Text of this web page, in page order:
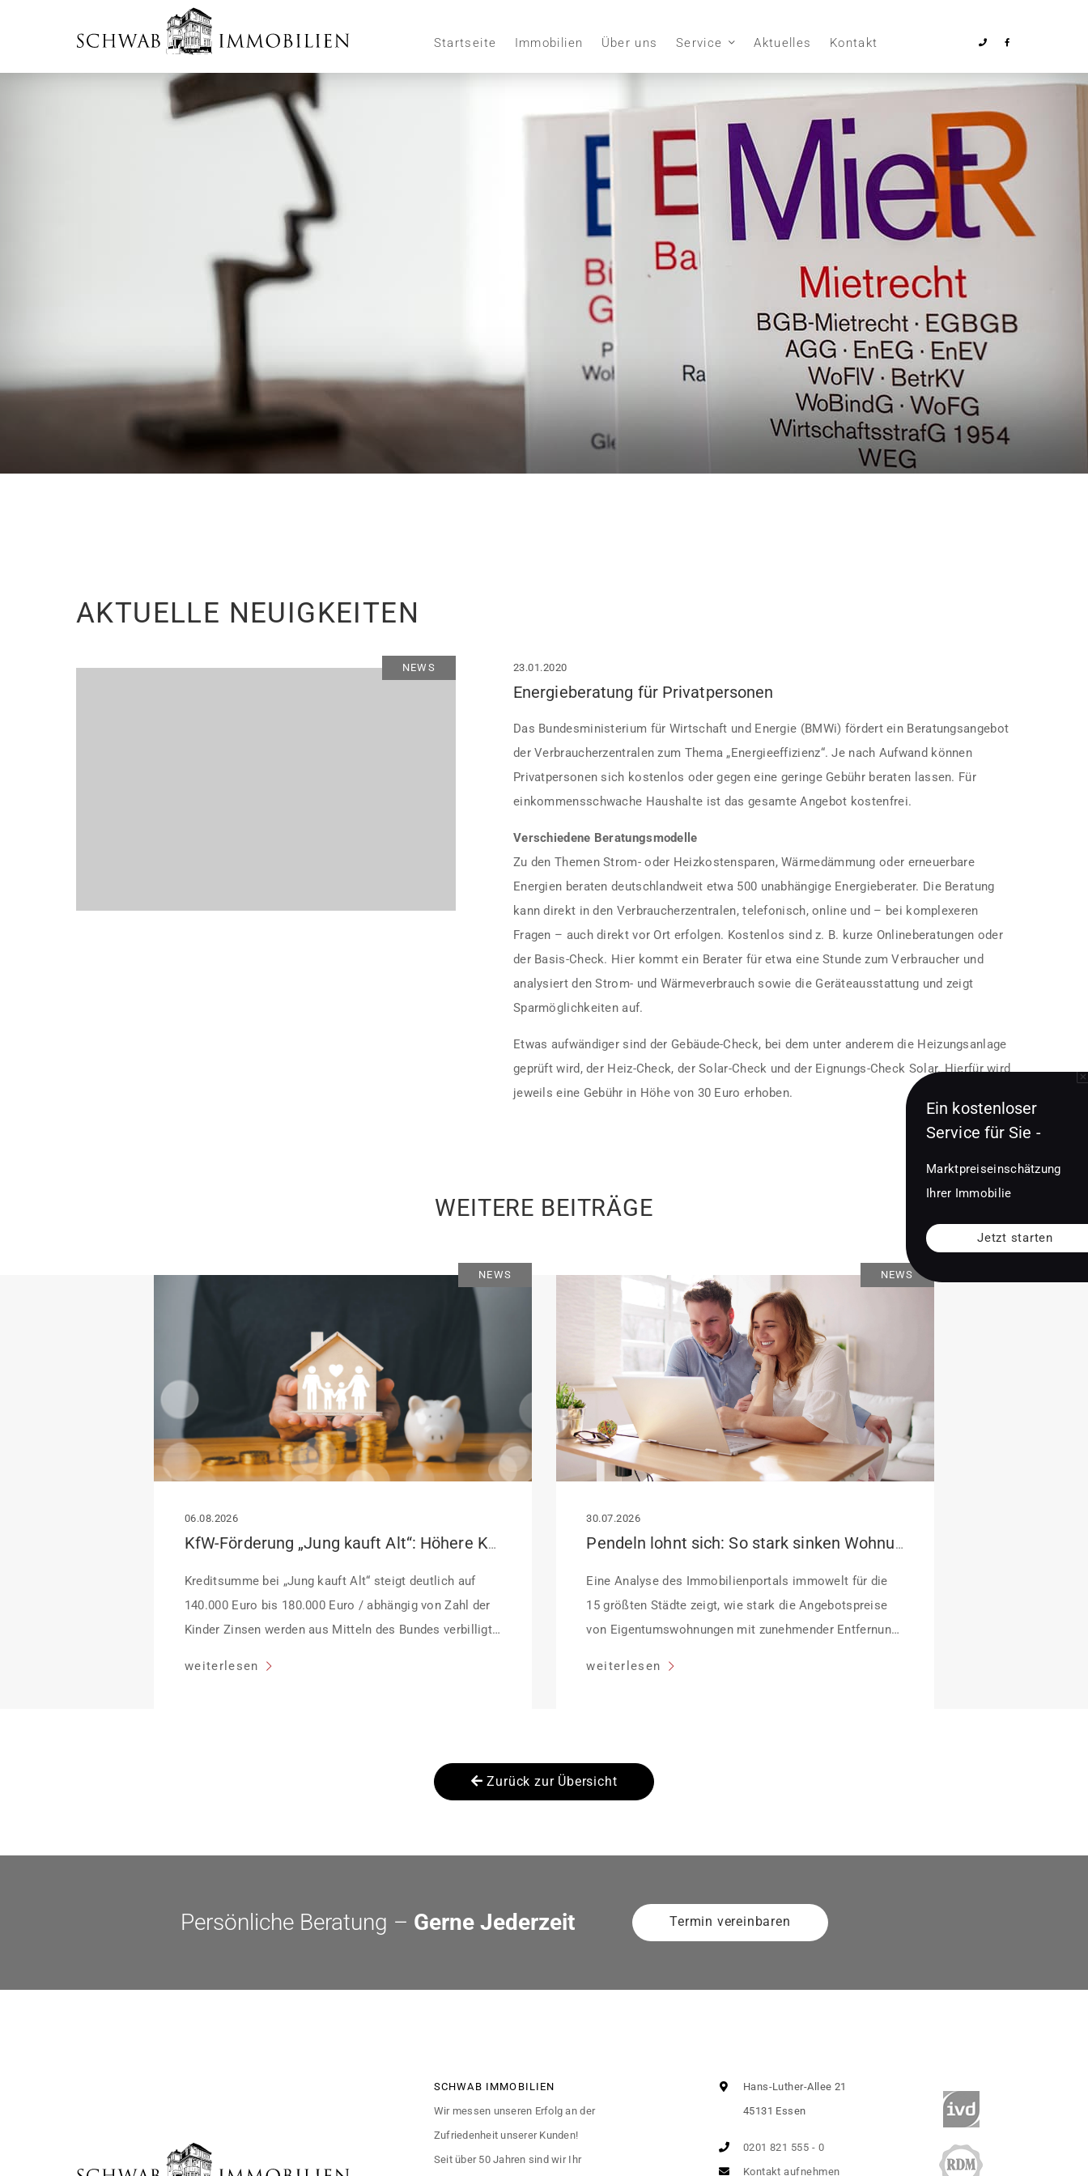
Startseite Immobilien Über uns Service Aktuelles Kontakt
AKTUELLE NEUIGKEITEN
NEWS 23.01.2020
Energieberatung für Privatpersonen
Das Bundesministerium für Wirtschaft und Energie (BMWi) fördert ein Beratungsangebot
der Verbraucherzentralen zum Thema „Energieeffizienz“. Je nach Aufwand können
Privatpersonen sich kostenlos oder gegen eine geringe Gebühr beraten lassen. Für
einkommensschwache Haushalte ist das gesamte Angebot kostenfrei.
Verschiedene Beratungsmodelle
Zu den Themen Strom- oder Heizkostensparen, Wärmedämmung oder erneuerbare
Energien beraten deutschlandweit etwa 500 unabhängige Energieberater. Die Beratung
kann direkt in den Verbraucherzentralen, telefonisch, online und – bei komplexeren
Fragen – auch direkt vor Ort erfolgen. Kostenlos sind z. B. kurze Onlineberatungen oder
der Basis-Check. Hier kommt ein Berater für etwa eine Stunde zum Verbraucher und
analysiert den Strom- und Wärmeverbrauch sowie die Geräteausstattung und zeigt
Sparmöglichkeiten auf.
Etwas aufwändiger sind der Gebäude-Check, bei dem unter anderem die Heizungsanlage
geprüft wird, der Heiz-Check, der Solar-Check und der Eignungs-Check Solar. Hierfür wird
jeweils eine Gebühr in Höhe von 30 Euro erhoben.
WEITERE BEITRÄGE
NEWS
06.08.2026
KfW-Förderung „Jung kauft Alt“: Höhere Kredite ab August 2026
Kreditsumme bei „Jung kauft Alt“ steigt deutlich auf
140.000 Euro bis 180.000 Euro / abhängig von Zahl der
Kinder Zinsen werden aus Mitteln des Bundes verbilligt:
weiterlesen
NEWS
30.07.2026
Pendeln lohnt sich: So stark sinken Wohnungspreise im Umland
Eine Analyse des Immobilienportals immowelt für die
15 größten Städte zeigt, wie stark die Angebotspreise
von Eigentumswohnungen mit zunehmender Entfernung
weiterlesen
Zurück zur Übersicht
Persönliche Beratung – Gerne Jederzeit Termin vereinbaren
Ein kostenloser
Service für Sie -
Marktpreiseinschätzung
Ihrer Immobilie
Jetzt starten
SCHWAB IMMOBILIEN
Wir messen unseren Erfolg an der
Zufriedenheit unserer Kunden!
Seit über 50 Jahren sind wir Ihr
Hans-Luther-Allee 21
45131 Essen
0201 821 555 - 0
Kontakt aufnehmen